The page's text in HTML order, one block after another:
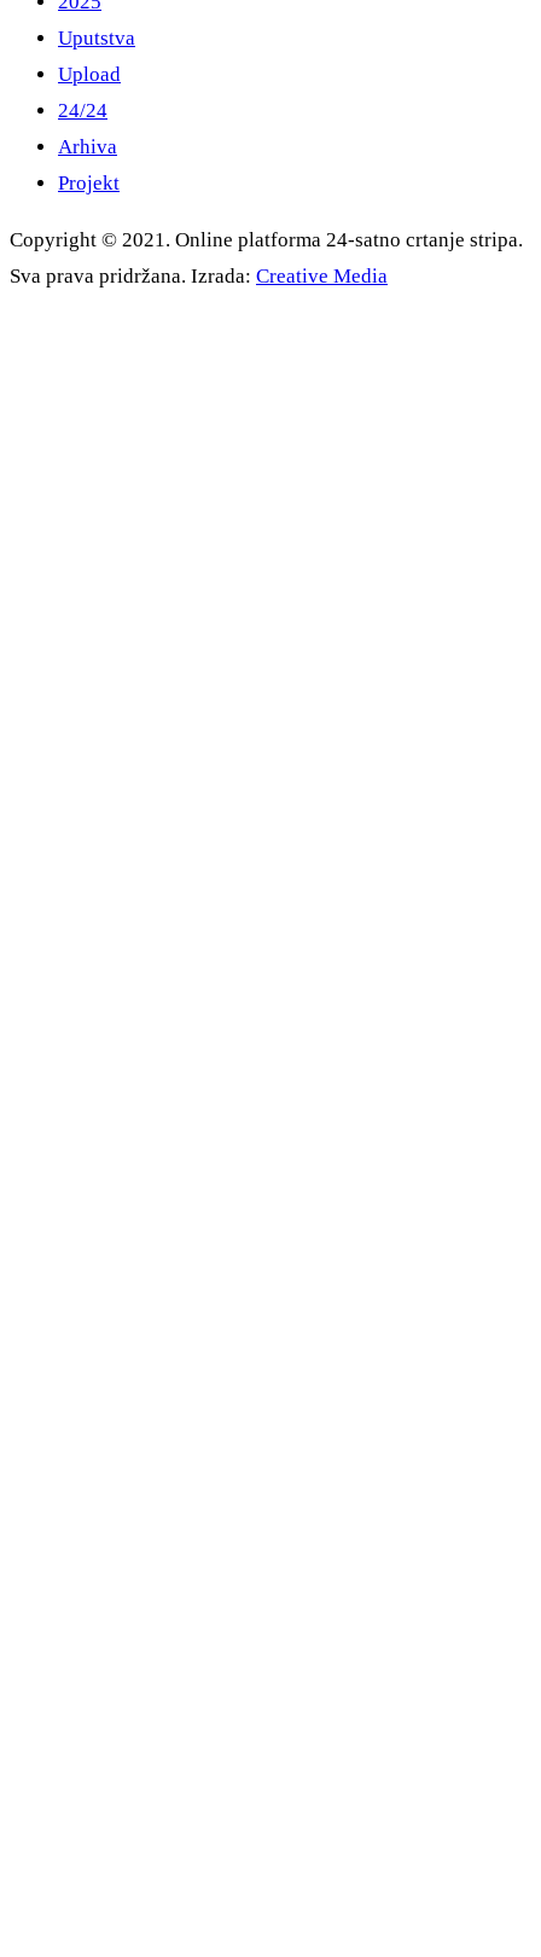
Uputstva
Upload
24/24
Arhiva
Projekt
Copyright © 2021. Online platforma 24-satno crtanje stripa.
Sva prava pridržana. Izrada: Creative Media